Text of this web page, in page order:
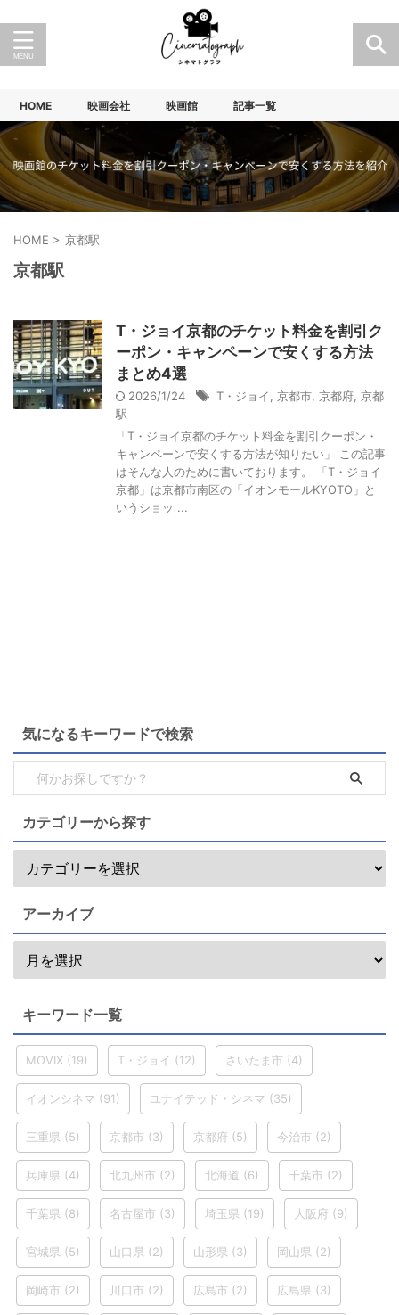
HOME 映画会社 映画館 記事一覧
HOME > 京都駅
京都駅
T・ジョイ京都のチケット料金を割引ク
ーポン・キャンペーンで安くする方法
まとめ4選
2026/1/24 T・ジョイ 京都市 京都府 京都
駅
「T・ジョイ京都のチケット料金を割引クーポン・
キャンペーンで安くする方法が知りたい」 この記事
はそんな人のために書いております。 「T・ジョイ
京都」は京都市南区の「イオンモールKYOTO」と
いうショッ ...
気になるキーワードで検索
カテゴリーから探す
アーカイブ
キーワード一覧
MOVIX (19) T・ジョイ (12) さいたま市 (4)
イオンシネマ (91) ユナイテッド・シネマ (35)
三重県 (5) 京都市 (3) 京都府 (5) 今治市 (2)
兵庫県 (4) 北九州市 (2) 北海道 (6) 千葉市 (2)
千葉県 (8) 名古屋市 (3) 埼玉県 (19) 大阪府 (9)
宮城県 (5) 山口県 (2) 山形県 (3) 岡山県 (2)
岡崎市 (2) 川口市 (2) 広島市 (2) 広島県 (3)